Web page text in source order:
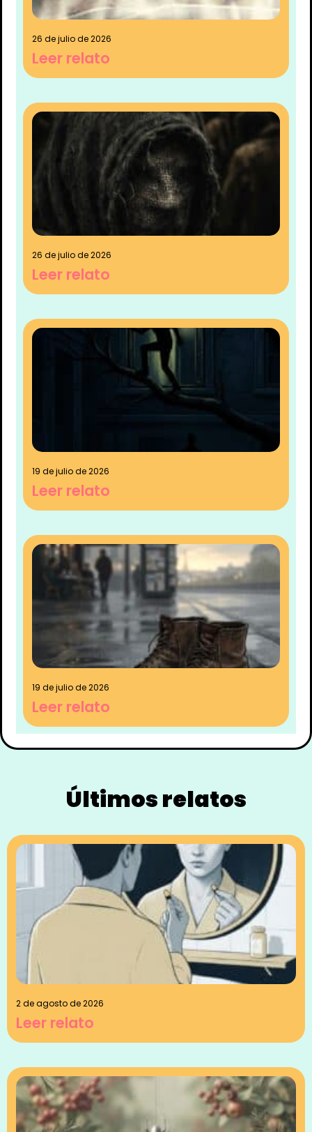
26 de julio de 2026
Leer relato
26 de julio de 2026
Leer relato
19 de julio de 2026
Leer relato
19 de julio de 2026
Leer relato
Últimos relatos
2 de agosto de 2026
Leer relato